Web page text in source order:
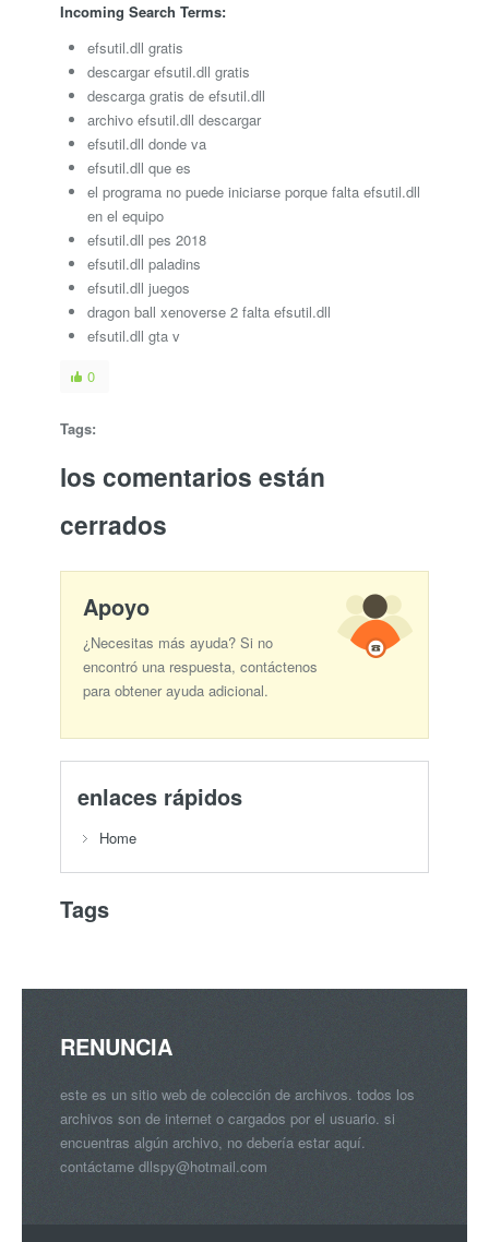
Incoming Search Terms:
efsutil.dll gratis
descargar efsutil.dll gratis
descarga gratis de efsutil.dll
archivo efsutil.dll descargar
efsutil.dll donde va
efsutil.dll que es
el programa no puede iniciarse porque falta efsutil.dll
en el equipo
efsutil.dll pes 2018
efsutil.dll paladins
efsutil.dll juegos
dragon ball xenoverse 2 falta efsutil.dll
efsutil.dll gta v
0
Tags:
los comentarios están
cerrados
Apoyo
¿Necesitas más ayuda? Si no
encontró una respuesta, contáctenos
para obtener ayuda adicional.
enlaces rápidos
Home
Tags
RENUNCIA
este es un sitio web de colección de archivos. todos los
archivos son de internet o cargados por el usuario. si
encuentras algún archivo, no debería estar aquí.
contáctame dllspy@hotmail.com